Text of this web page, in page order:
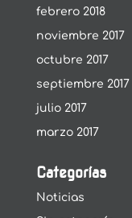
febrero 2018
noviembre 2017
octubre 2017
septiembre 2017
julio 2017
marzo 2017
Categorías
Noticias